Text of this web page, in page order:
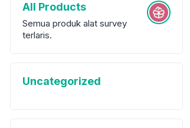
All Products
Semua produk alat survey
terlaris.
Uncategorized